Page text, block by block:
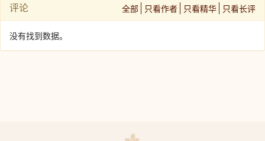
评论 全部 只看作者 只看精华 只看长评
没有找到数据。